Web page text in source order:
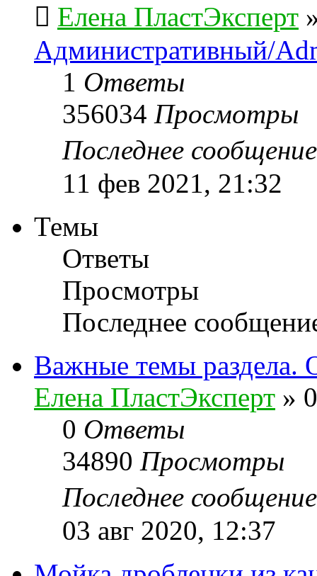
Елена ПластЭксперт
Административный/
1 Ответы
356034 Просмотры
Последнее
11 фев 2021, 21:32
Темы
Ответы
Просмотры
Последнее
Важные темы раздела.
Елена ПластЭксперт »
0 Ответы
34890 Просмотры
Последнее
03 авг 2020, 12:37